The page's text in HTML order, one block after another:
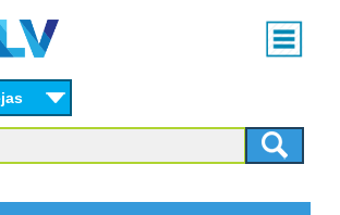
content
Main
menu